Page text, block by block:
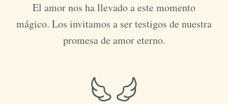
El amor nos ha llevado a este momento
mágico. Los invitamos a ser testigos de nuestra
promesa de amor eterno.